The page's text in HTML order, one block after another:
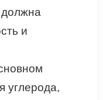
и
углерода,